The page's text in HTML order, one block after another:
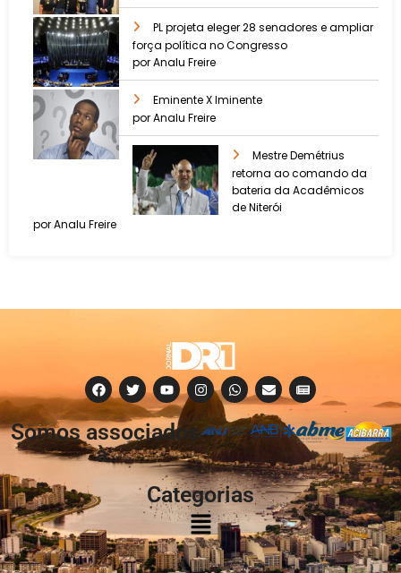
PL projeta eleger 28 senadores e ampliar
força política no Congresso
por Analu Freire
Eminente X Iminente
por Analu Freire
Mestre Demétrius
retorna ao comando da
bateria da Acadêmicos
de Niterói
por Analu Freire
Somos associados
à:
Categorias